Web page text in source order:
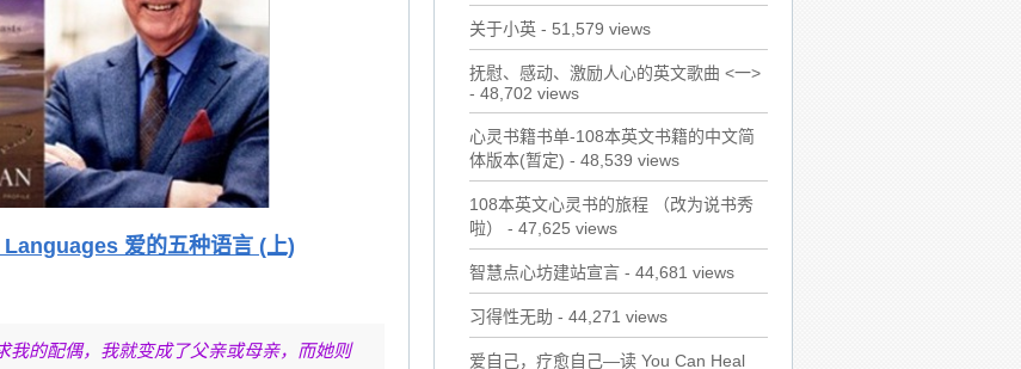
爱的五种语言 (上)
我的配偶，我就变成了父亲或母亲，而她则
关于小英 - 51,579 views
抚慰、感动、激励人心的英文歌曲 <一>
- 48,702 views
心灵书籍书单-108本英文书籍的中文简
体版本(暂定) - 48,539 views
108本英文心灵书的旅程 （改为说书秀
啦）
- 47,625 views
智慧点心坊建站宣言 - 44,681 views
习得性无助 - 44,271 views
爱自己，疗愈自己—读 You Can Heal